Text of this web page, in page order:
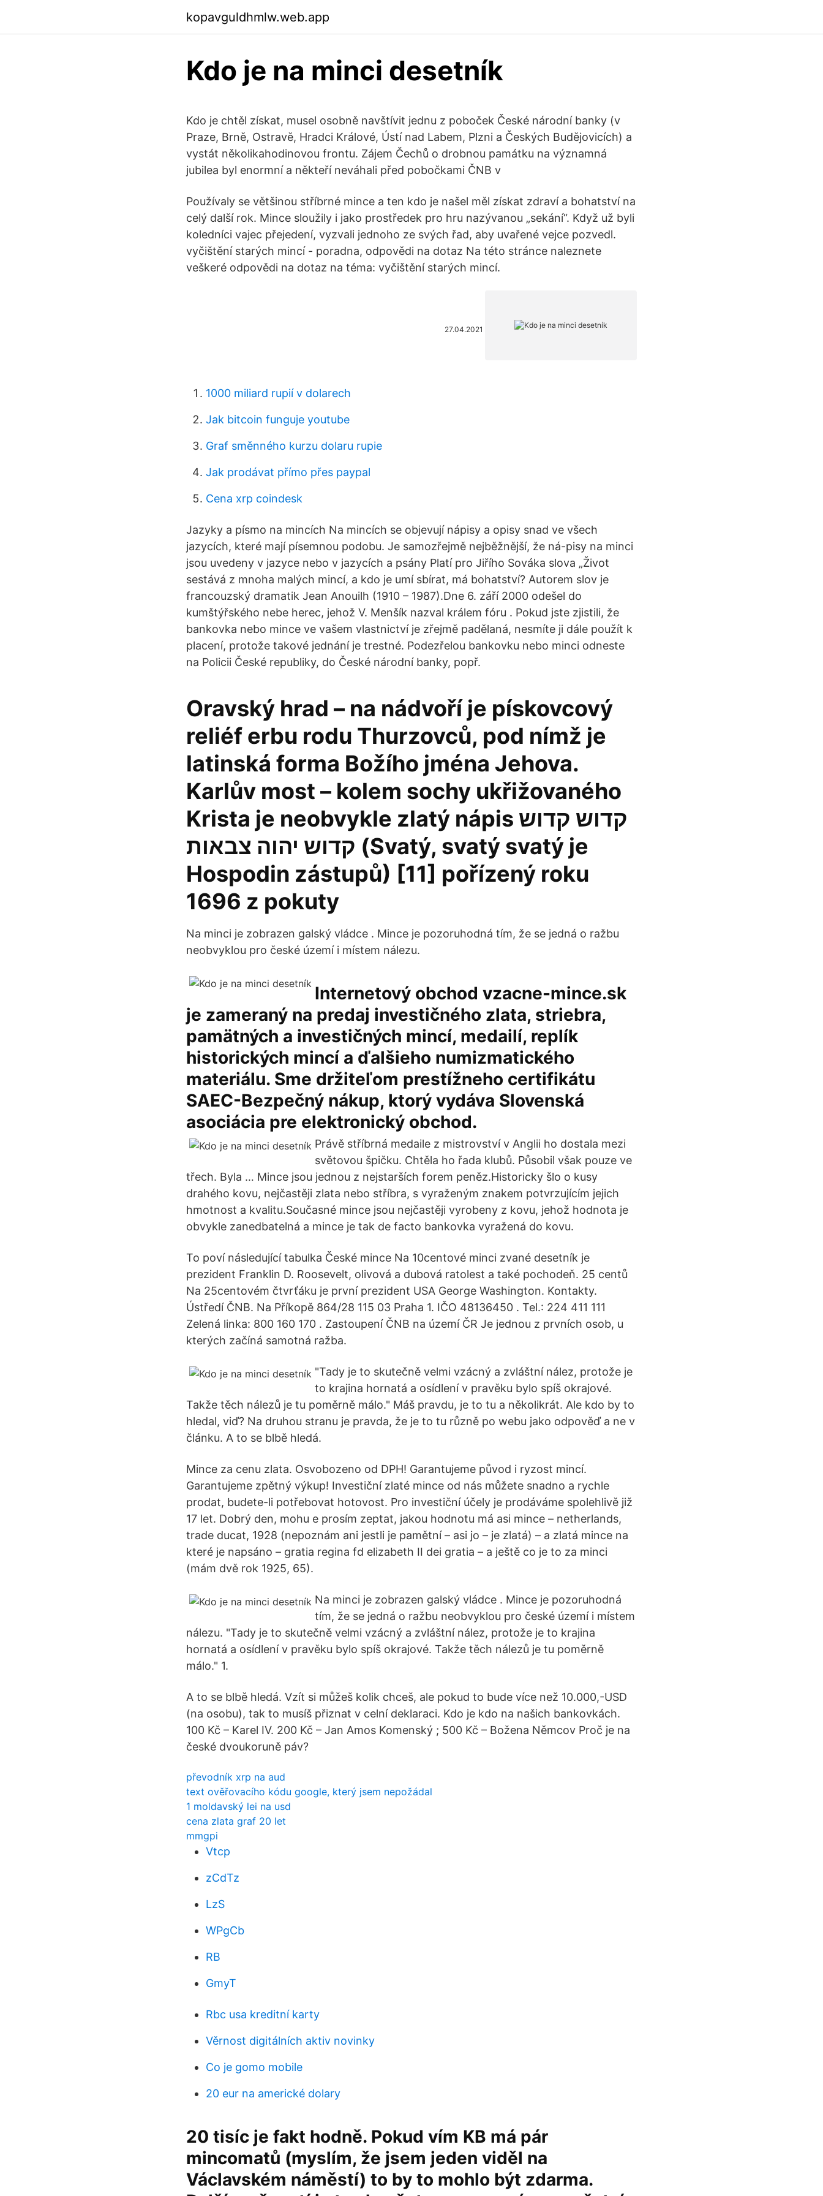
kopavguldhmlw.web.app
Kdo je na minci desetník
Kdo je chtěl získat, musel osobně navštívit jednu z poboček České národní banky (v
Praze, Brně, Ostravě, Hradci Králové, Ústí nad Labem, Plzni a Českých Budějovicích) a
vystát několikahodinovou frontu. Zájem Čechů o drobnou památku na významná
jubilea byl enormní a někteří neváhali před pobočkami ČNB v
Používaly se většinou stříbrné mince a ten kdo je našel měl získat zdraví a bohatství na
celý další rok. Mince sloužily i jako prostředek pro hru nazývanou „sekání“. Když už byli
koledníci vajec přejedení, vyzvali jednoho ze svých řad, aby uvařené vejce pozvedl.
vyčištění starých mincí - poradna, odpovědi na dotaz Na této stránce naleznete
veškeré odpovědi na dotaz na téma: vyčištění starých mincí.
27.04.2021
1000 miliard rupií v dolarech
Jak bitcoin funguje youtube
Graf směnného kurzu dolaru rupie
Jak prodávat přímo přes paypal
Cena xrp coindesk
Jazyky a písmo na mincích Na mincích se objevují nápisy a opisy snad ve všech
jazycích, které mají písemnou podobu. Je samozřejmě nejběžnější, že ná-pisy na minci
jsou uvedeny v jazyce nebo v jazycích a psány Platí pro Jiřího Sováka slova „Život
sestává z mnoha malých mincí, a kdo je umí sbírat, má bohatství? Autorem slov je
francouzský dramatik Jean Anouilh (1910 – 1987).Dne 6. září 2000 odešel do
kumštýřského nebe herec, jehož V. Menšík nazval králem fóru . Pokud jste zjistili, že
bankovka nebo mince ve vašem vlastnictví je zřejmě padělaná, nesmíte ji dále použít k
placení, protože takové jednání je trestné. Podezřelou bankovku nebo minci odneste
na Policii České republiky, do České národní banky, popř.
Oravský hrad – na nádvoří je pískovcový
reliéf erbu rodu Thurzovců, pod nímž je
latinská forma Božího jména Jehova.
Karlův most – kolem sochy ukřižovaného
Krista je neobvykle zlatý nápis קדוש קדוש
קדוש יהוה צבאות (Svatý, svatý svatý je
Hospodin zástupů) [11] pořízený roku
1696 z pokuty
Na minci je zobrazen galský vládce . Mince je pozoruhodná tím, že se jedná o ražbu
neobvyklou pro české území i místem nálezu.
Internetový obchod vzacne-mince.sk
je zameraný na predaj investičného zlata, striebra,
pamätných a investičných mincí, medailí, replík
historických mincí a ďalšieho numizmatického
materiálu. Sme držiteľom prestížneho certifikátu
SAEC-Bezpečný nákup, ktorý vydáva Slovenská
asociácia pre elektronický obchod.
Právě stříbrná medaile z mistrovství v Anglii ho dostala mezi
světovou špičku. Chtěla ho řada klubů. Působil však pouze ve
třech. Byla … Mince jsou jednou z nejstarších forem peněz.Historicky šlo o kusy
drahého kovu, nejčastěji zlata nebo stříbra, s vyraženým znakem potvrzujícím jejich
hmotnost a kvalitu.Současné mince jsou nejčastěji vyrobeny z kovu, jehož hodnota je
obvykle zanedbatelná a mince je tak de facto bankovka vyražená do kovu.
To poví následující tabulka České mince Na 10centové minci zvané desetník je
prezident Franklin D. Roosevelt, olivová a dubová ratolest a také pochodeň. 25 centů
Na 25centovém čtvrťáku je první prezident USA George Washington. Kontakty.
Ústředí ČNB. Na Příkopě 864/28 115 03 Praha 1. IČO 48136450 . Tel.: 224 411 111
Zelená linka: 800 160 170 . Zastoupení ČNB na území ČR Je jednou z prvních osob, u
kterých začíná samotná ražba.
"Tady je to skutečně velmi vzácný a zvláštní nález, protože je
to krajina hornatá a osídlení v pravěku bylo spíš okrajové.
Takže těch nálezů je tu poměrně málo." Máš pravdu, je to tu a několikrát. Ale kdo by to
hledal, viď? Na druhou stranu je pravda, že je to tu různě po webu jako odpověď a ne v
článku. A to se blbě hledá.
Mince za cenu zlata. Osvobozeno od DPH! Garantujeme původ i ryzost mincí.
Garantujeme zpětný výkup! Investiční zlaté mince od nás můžete snadno a rychle
prodat, budete-li potřebovat hotovost. Pro investiční účely je prodáváme spolehlivě již
17 let. Dobrý den, mohu e prosím zeptat, jakou hodnotu má asi mince – netherlands,
trade ducat, 1928 (nepoznám ani jestli je pamětní – asi jo – je zlatá) – a zlatá mince na
které je napsáno – gratia regina fd elizabeth II dei gratia – a ještě co je to za minci
(mám dvě rok 1925, 65).
Na minci je zobrazen galský vládce . Mince je pozoruhodná
tím, že se jedná o ražbu neobvyklou pro české území i místem
nálezu. "Tady je to skutečně velmi vzácný a zvláštní nález, protože je to krajina
hornatá a osídlení v pravěku bylo spíš okrajové. Takže těch nálezů je tu poměrně
málo." 1.
A to se blbě hledá. Vzít si můžeš kolik chceš, ale pokud to bude více než 10.000,-USD
(na osobu), tak to musíš přiznat v celní deklaraci. Kdo je kdo na našich bankovkách.
100 Kč – Karel IV. 200 Kč – Jan Amos Komenský ; 500 Kč – Božena Němcov Proč je na
české dvoukoruně páv?
převodník xrp na aud
text ověřovacího kódu google, který jsem nepožádal
1 moldavský lei na usd
cena zlata graf 20 let
mmgpi
Vtcp
zCdTz
LzS
WPgCb
RB
GmyT
Rbc usa kreditní karty
Věrnost digitálních aktiv novinky
Co je gomo mobile
20 eur na americké dolary
20 tisíc je fakt hodně. Pokud vím KB má pár
mincomatů (myslím, že jsem jeden viděl na
Václavském náměstí) to by to mohlo být zdarma.